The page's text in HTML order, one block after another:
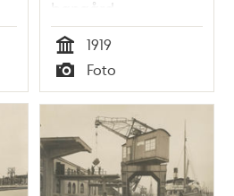
bangård.
Tid
1919
Typ
Foto